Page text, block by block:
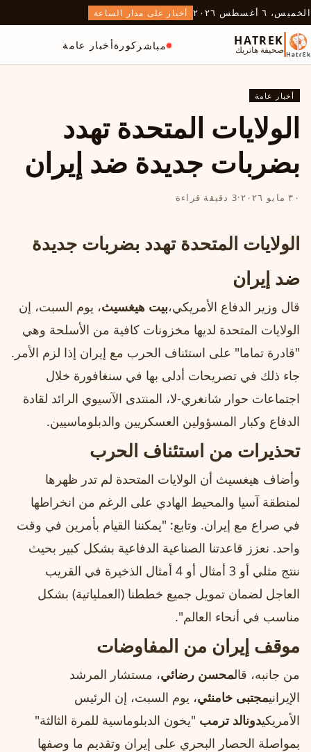
الخميس، ٦ أغسطس ٢٠٢٦ أخبار على مدار الساعة
HATREK
صحيفة هاتريك مباشر كورةأخبار عامة
أخبار عامة
الولايات المتحدة تهدد
بضربات جديدة ضد إيران
٣٠ مايو ٢٠٢٦ ·3 دقيقة قراءة
الولايات المتحدة تهدد بضربات جديدة
ضد إيران
قال وزير الدفاع الأمريكي،بيت هيغسيث، يوم السبت، إن
الولايات المتحدة لديها مخزونات كافية من الأسلحة وهي
"قادرة تماما" على استئناف الحرب مع إيران إذا لزم الأمر.
جاء ذلك في تصريحات أدلى بها في سنغافورة خلال
اجتماعات حوار شانغري-لا، المنتدى الآسيوي الرائد لقادة
الدفاع وكبار المسؤولين العسكريين والدبلوماسيين.
تحذيرات من استئناف الحرب
وأضاف هيغسيث أن الولايات المتحدة لم تدر ظهرها
لمنطقة آسيا والمحيط الهادي على الرغم من انخراطها
في صراع مع إيران. وتابع: "يمكننا القيام بأمرين في وقت
واحد. نعزز قاعدتنا الصناعية الدفاعية بشكل كبير بحيث
ننتج مثلي أو 3 أمثال أو 4 أمثال الذخيرة في القريب
العاجل لضمان تمويل جميع خططنا (العملياتية) بشكل
مناسب في أنحاء العالم".
موقف إيران من المفاوضات
من جانبه، قالمحسن رضائي، مستشار المرشد
الإيرانيمجتبى خامنئي، يوم السبت، إن الرئيس
الأمريكيدونالد ترمب "يخون الدبلوماسية للمرة الثالثة"
بمواصلة الحصار البحري على إيران وتقديم ما وصفها